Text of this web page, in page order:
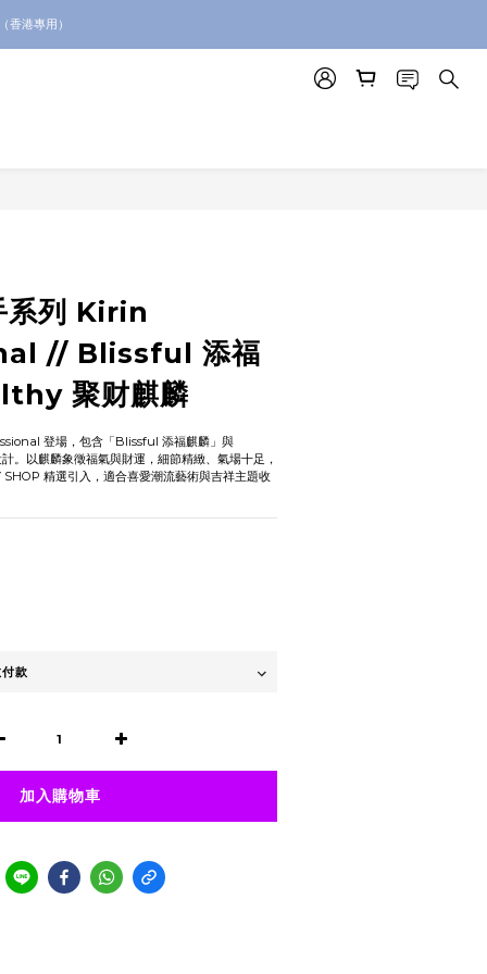
詢代購服務
港專用）
系列 Kirin
// Blissful 添福
聚财麒麟
登場，包含「Blissful 添福麒麟」與
。以麒麟象徵福氣與財運，細節精緻、氣場十足，
精選引入，適合喜愛潮流藝術與吉祥主題收
加入購物車